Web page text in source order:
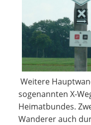
Weitere
sogenannten X-
Heimatbundes.
Wanderer auch